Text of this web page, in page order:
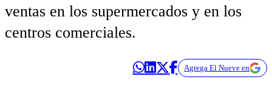
ventas en los supermercados y en los
centros comerciales.
Agrega El Nueve en